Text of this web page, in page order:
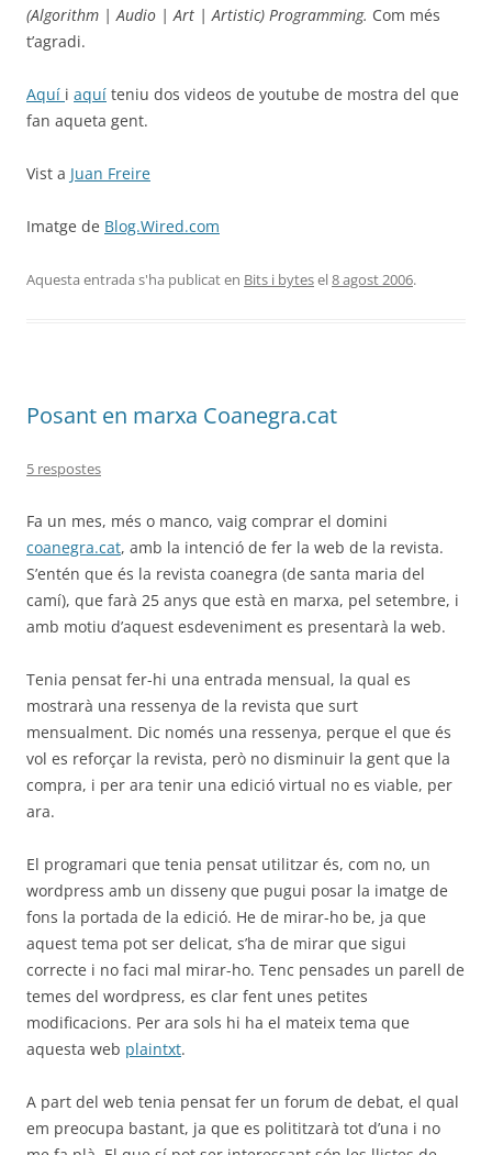
(Algorithm | Audio | Art | Artistic) Programming. Com més
t’agradi.
Aquí i aquí teniu dos videos de youtube de mostra del que
fan aqueta gent.
Vist a Juan Freire
Imatge de Blog.Wired.com
Aquesta entrada s'ha publicat en Bits i bytesel8 agost 2006.
Posant en marxa Coanegra.cat
5 respostes
Fa un mes, més o manco, vaig comprar el domini
coanegra.cat, amb la intenció de fer la web de la revista.
S’entén que és la revista coanegra (de santa maria del
camí), que farà 25 anys que està en marxa, pel setembre, i
amb motiu d’aquest esdeveniment es presentarà la web.
Tenia pensat fer-hi una entrada mensual, la qual es
mostrarà una ressenya de la revista que surt
mensualment. Dic només una ressenya, perque el que és
vol es reforçar la revista, però no disminuir la gent que la
compra, i per ara tenir una edició virtual no es viable, per
ara.
El programari que tenia pensat utilitzar és, com no, un
wordpress amb un disseny que pugui posar la imatge de
fons la portada de la edició. He de mirar-ho be, ja que
aquest tema pot ser delicat, s’ha de mirar que sigui
correcte i no faci mal mirar-ho. Tenc pensades un parell de
temes del wordpress, es clar fent unes petites
modificacions. Per ara sols hi ha el mateix tema que
aquesta web plaintxt.
A part del web tenia pensat fer un forum de debat, el qual
em preocupa bastant, ja que es polititzarà tot d’una i no